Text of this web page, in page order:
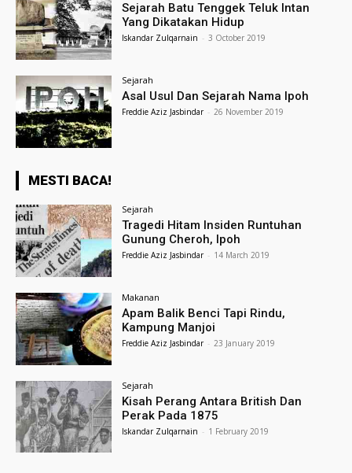
Sejarah Batu Tenggek Teluk Intan
Yang Dikatakan Hidup
Iskandar Zulqarnain - 3 October 2019
Sejarah
Asal Usul Dan Sejarah Nama Ipoh
Freddie Aziz Jasbindar - 26 November 2019
MESTI BACA!
Sejarah
Tragedi Hitam Insiden Runtuhan
Gunung Cheroh, Ipoh
Freddie Aziz Jasbindar - 14 March 2019
Makanan
Apam Balik Benci Tapi Rindu,
Kampung Manjoi
Freddie Aziz Jasbindar - 23 January 2019
Sejarah
Kisah Perang Antara British Dan
Perak Pada 1875
Iskandar Zulqarnain - 1 February 2019